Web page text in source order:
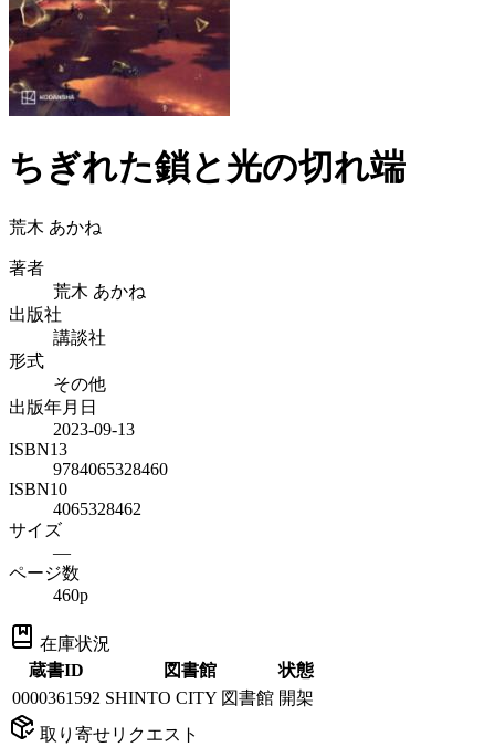
ちぎれた鎖と光の切れ端
荒木 あかね
著者
荒木 あかね
出版社
講談社
形式
その他
出版年月日
2023-09-13
ISBN13
9784065328460
ISBN10
4065328462
サイズ
—
ページ数
460p
在庫状況
蔵書ID
図書館
状態
0000361592 SHINTO CITY 図書館 開架
取り寄せリクエスト